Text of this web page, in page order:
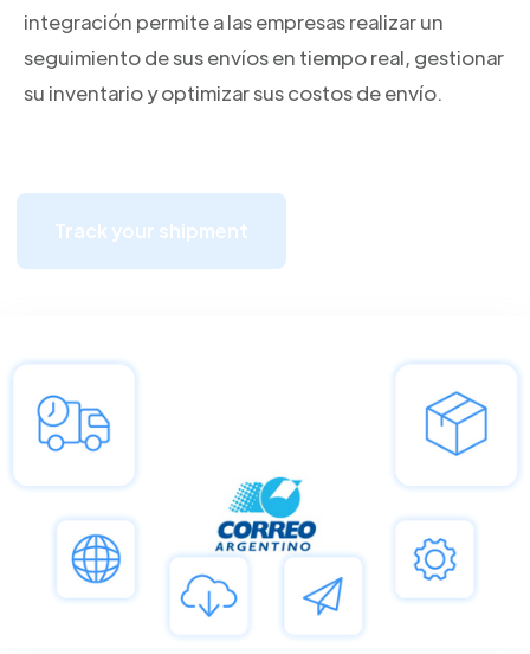
integración permite a las empresas realizar un
seguimiento de sus envíos en tiempo real, gestionar
su inventario y optimizar sus costos de envío.
Track your shipment